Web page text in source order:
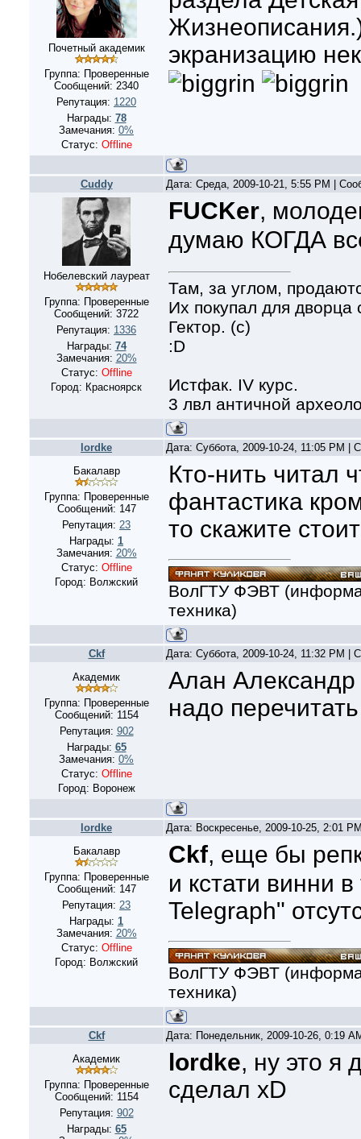
Почетный академик
Группа: Проверенные
Сообщений: 2340
Репутация: 1220
Награды: 78
Замечания: 0%
Статус: Offline
экранизацию
Cuddy Дата: Среда, 2009-10-21, 5:55 PM |
Нобелевский лауреат
Группа: Проверенные
Сообщений: 3722
Репутация: 1336
Награды: 74
Замечания: 20%
Статус: Offline
Город: Красноярск
FUCKer,
думаю КОГДА
Там, за углом,
Их покупал для
Гектор. (с)
:D
Истфак. IV курс.
3 лвл античной
lordke
Дата: Суббота, 2009-10-24, 11:05 PM |
Бакалавр
Группа: Проверенные
Сообщений: 147
Репутация: 23
Награды: 1
Замечания: 20%
Статус: Offline
Город: Волжский
Кто-нить читал
фантастика
то скажите
ВолГТУ ФЭВТ
техника)
Ckf
Дата: Суббота, 2009-10-24, 11:32 PM |
Академик
Группа: Проверенные
Сообщений: 1154
Репутация: 902
Награды: 65
Замечания: 0%
Статус: Offline
Город: Воронеж
Алан
надо
lordke
Дата: Воскресенье, 2009-10-25, 2:01
Бакалавр
Группа: Проверенные
Сообщений: 147
Репутация: 23
Награды: 1
Замечания: 20%
Статус: Offline
Город: Волжский
Ckf, еще бы
и кстати винни
Telegraph"
ВолГТУ ФЭВТ
техника)
Ckf
Дата: Понедельник, 2009-10-26, 0:19
Академик
Группа: Проверенные
Сообщений: 1154
Репутация: 902
Награды: 65
lordke, ну это я
сделал xD